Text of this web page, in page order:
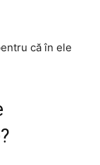
că în ele